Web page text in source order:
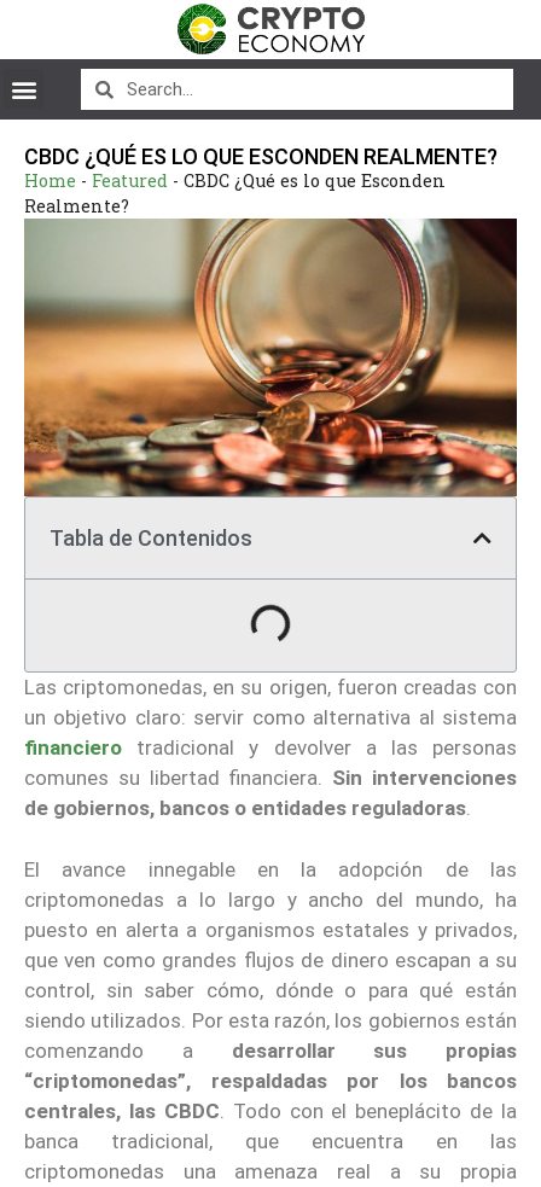
CBDC ¿QUÉ ES LO QUE ESCONDEN REALMENTE?
Home - Featured - CBDC ¿Qué es lo que Esconden
Realmente?
Tabla de Contenidos
Las criptomonedas, en su origen, fueron creadas con
un objetivo claro: servir como alternativa al sistema
financiero tradicional y devolver a las personas
comunes su libertad financiera. Sin intervenciones
de gobiernos, bancos o entidades reguladoras.
El avance innegable en la adopción de las
criptomonedas a lo largo y ancho del mundo, ha
puesto en alerta a organismos estatales y privados,
que ven como grandes flujos de dinero escapan a su
control, sin saber cómo, dónde o para qué están
siendo utilizados. Por esta razón, los gobiernos están
comenzando a desarrollar sus propias
“criptomonedas”, respaldadas por los bancos
centrales, las CBDC . Todo con el beneplácito de la
banca tradicional, que encuentra en las
criptomonedas una amenaza real a su propia